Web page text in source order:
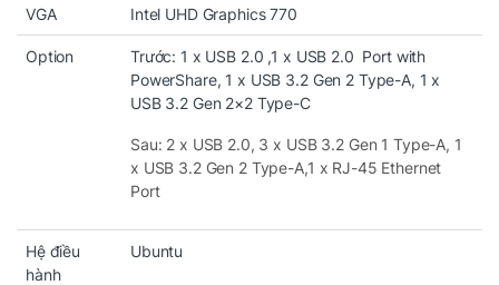
VGA Intel UHD Graphics 770
Option
Trước: 1 x USB 2.0 ,1 x USB 2.0 Port with
PowerShare, 1 x USB 3.2 Gen 2 Type-A, 1 x
USB 3.2 Gen 2×2 Type-C
Sau: 2 x USB 2.0, 3 x USB 3.2 Gen 1 Type-A, 1
x USB 3.2 Gen 2 Type-A,1 x RJ-45 Ethernet
Port
Hệ điều
hành
Ubuntu